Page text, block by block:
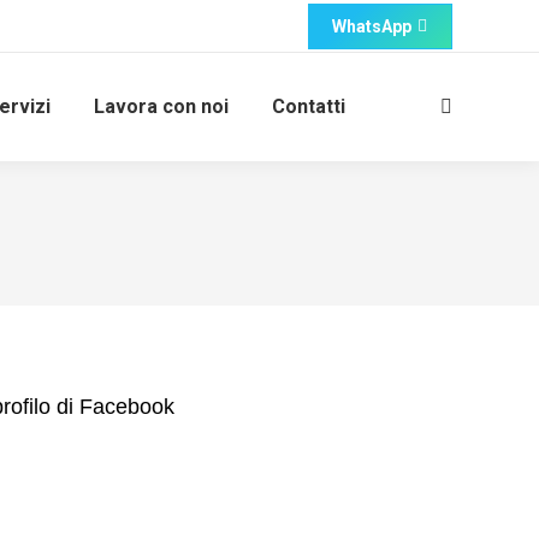
WhatsApp
Lavora con noi Contatti Cerca:
di Facebook